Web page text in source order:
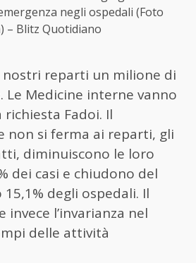
negli ospedali (Foto
– Blitz Quotidiano
nostri reparti un milione di
Le Medicine interne vanno
richiesta Fadoi. Il
non si ferma ai reparti, gli
diminuiscono le loro
dei casi e chiudono del
degli ospedali. Il
invece l’invarianza nel
delle attività